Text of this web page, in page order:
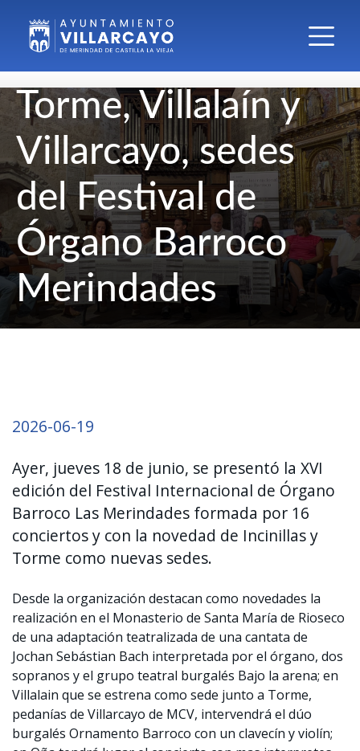
Torme, Villalaín y
Villarcayo, sedes
del Festival de
Órgano Barroco
Merindades
2026-06-19
Ayer, jueves 18 de junio, se presentó la XVI
edición del Festival Internacional de Órgano
Barroco Las Merindades formada por 16
conciertos y con la novedad de Incinillas y
Torme como nuevas sedes.
Desde la organización destacan como novedades la
realización en el Monasterio de Santa María de Rioseco
de una adaptación teatralizada de una cantata de
Jochan Sebástian Bach interpretada por el órgano, dos
sopranos y el grupo teatral burgalés Bajo la arena; en
Villalain que se estrena como sede junto a Torme,
pedanías de Villarcayo de MCV, intervendrá el dúo
burgalés Ornamento Barroco con un clavecín y violín;